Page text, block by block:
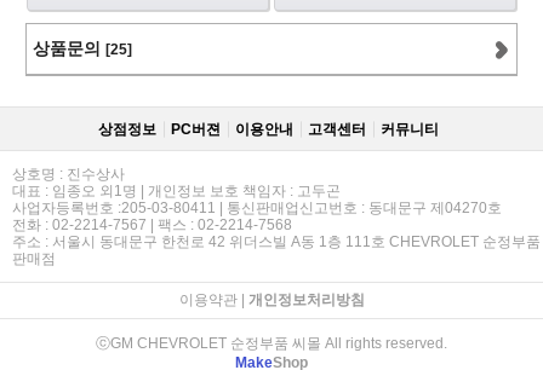
상품문의 [25]
상점정보 PC버젼 이용안내 고객센터 커뮤니티
상호명 : 진수상사
대표 : 임종오 외1명 | 개인정보 보호 책임자 : 고두곤
사업자등록번호 :205-03-80411 | 통신판매업신고번호 : 동대문구 제04270호
전화 : 02-2214-7567 | 팩스 : 02-2214-7568
주소 : 서울시 동대문구 한천로 42 위더스빌 A동 1층 111호 CHEVROLET 순정부품
판매점
이용약관| 개인정보처리방침
ⓒGM CHEVROLET 순정부품 씨몰 All rights reserved.
MakeShop